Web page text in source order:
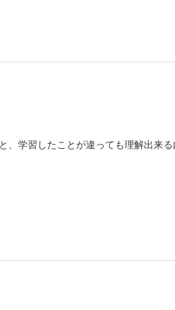
、学習したことが違っても理解出来る